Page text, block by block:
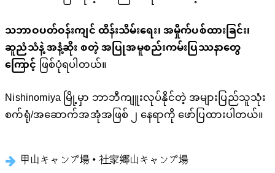
သဘာဝပတ်ဝန်းကျင် ထိန်းသိမ်းရေး၊ အမှိုက်ပစ်ထားခြင်း၊
ဆူညံသံနဲ့ အနံ့ဆိုး စတဲ့ အပြုအမူစည်းကမ်းပြဿနာတွေ
ကြောင့်ဖြစ်ပုံရပါတယ်။
Nishinomiya မြို့မှာ ဘာဘီကျူးလုပ်နိုင်တဲ့ အများပြည်သူသုံး
စက်ရုံ/အဆောက်အအုံအဖြစ် ၂ နေရာကို ဖော်ပြထားပါတယ်။
甲山キャンプ場・社家郷山キャンプ場